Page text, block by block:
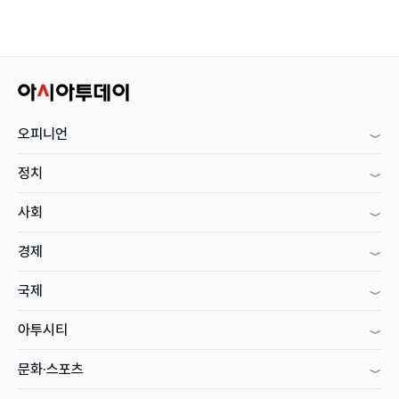
오피니언
정치
사회
경제
국제
아투시티
문화·스포츠